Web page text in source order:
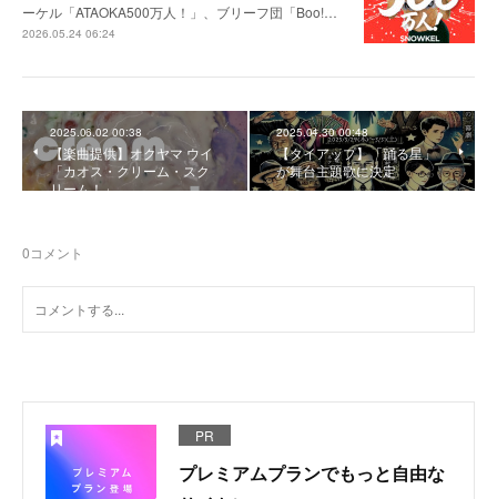
ーケル「ATAOKA500万人！」、ブリーフ団「Boo!…
2026.05.24 06:24
2025.06.02 00:38
【楽曲提供】オクヤマ ウイ
「カオス・クリーム・スク
リーム！」
2025.04.30 00:48
【タイアップ】「踊る星」
が舞台主題歌に決定
0コメント
PR
プレミアムプランでもっと自由な